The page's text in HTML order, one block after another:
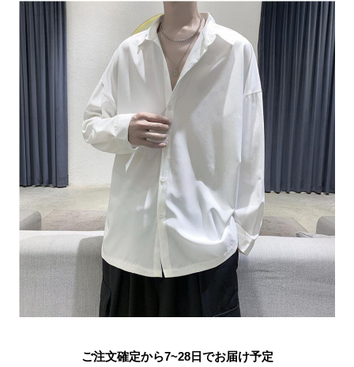
ご注文確定から7~28日でお届け予定